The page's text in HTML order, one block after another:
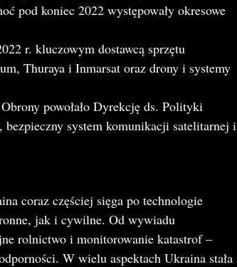
pod koniec 2022 występowały okresowe
r. kluczowym dostawcą sprzętu
Thuraya i Inmarsat oraz drony i systemy
powołało Dyrekcję ds. Polityki
system komunikacji satelitarnej i
coraz częściej sięga po technologie
jak i cywilne. Od wywiadu
rolnictwo i monitorowanie katastrof –
W wielu aspektach Ukraina stała